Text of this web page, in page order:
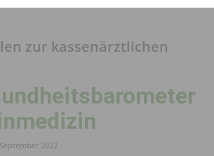
zur kassenärztlichen
2022